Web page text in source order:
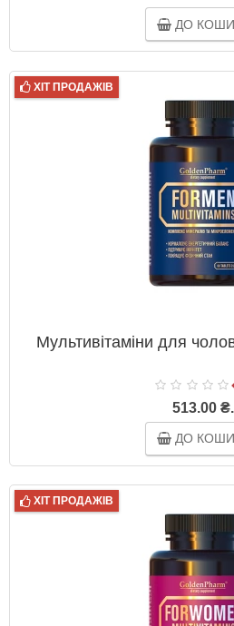
ДО
ХІТ ПРОДАЖІВ
Мультивітаміни для
513.00 ₴.
ДО
ХІТ ПРОДАЖІВ